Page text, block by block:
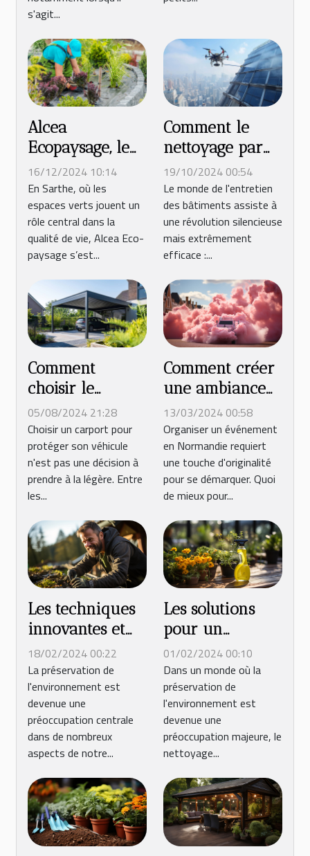
s'agit...
Alcea
Ecopaysage, le
paysagiste n°1
en Sarthe
16/12/2024 10:14
En Sarthe, où les
espaces verts jouent un
rôle central dans la
qualité de vie, Alcea Eco-
paysage s’est...
Comment le
nettoyage par
drone
révolutionne
l'entretien des
bâtiments
19/10/2024 00:54
Le monde de l'entretien
des bâtiments assiste à
une révolution silencieuse
mais extrêmement
efficace :...
Comment
choisir le
carport idéal
pour votre
véhicule
05/08/2024 21:28
Choisir un carport pour
protéger son véhicule
n'est pas une décision à
prendre à la légère. Entre
les...
Comment créer
une ambiance
festive avec une
machine à
barbe à papa
pour votre
événement en
13/03/2024 00:58
Organiser un événement
en Normandie requiert
une touche d'originalité
pour se démarquer. Quoi
de mieux pour...
Les techniques
innovantes et
écologiques
pour le
démoussage de
toiture sans
produits
chimiques
18/02/2024 00:22
La préservation de
l'environnement est
devenue une
préoccupation centrale
dans de nombreux
aspects de notre...
Les solutions
pour un
nettoyage
extérieur
respectueux de
l'environnement
01/02/2024 00:10
Dans un monde où la
préservation de
l'environnement est
devenue une
préoccupation majeure, le
nettoyage...